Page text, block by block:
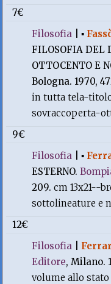
7€
Filosofia |▪
FILOSOFIA DEL
OTTOCENTO E
Bologna. 1970,
in tutta tela-
sovraccoperta-
9€
Filosofia |▪
ESTERNO.
209.cm 13x21--
sottolineature e
12€
Filosofia
Editore, Milano.
volume allo